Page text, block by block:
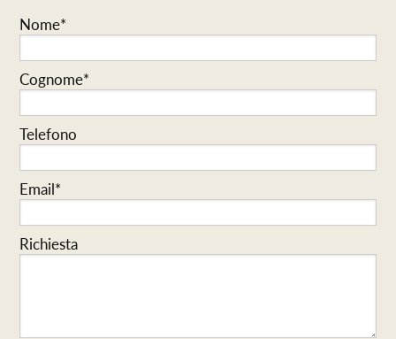
Nome*
Cognome*
Telefono
Email*
Richiesta